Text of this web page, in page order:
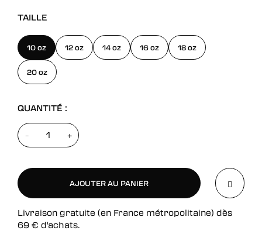
TAILLE
10 oz 12 oz 14 oz 16 oz 18 oz
20 oz
QUANTITÉ :
- +
AJOUTER AU PANIER
AJOUTER AU PANIER
Livraison gratuite (en France métropolitaine) dès
69 € d'achats.